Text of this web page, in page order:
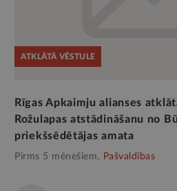
ATKLĀTĀ VĒSTULE
Rīgas Apkaimju alianses
Rožulapas atstādināšanu no
priekšsēdētājas amata
Pirms 5 mēnešiem, Pašvaldības